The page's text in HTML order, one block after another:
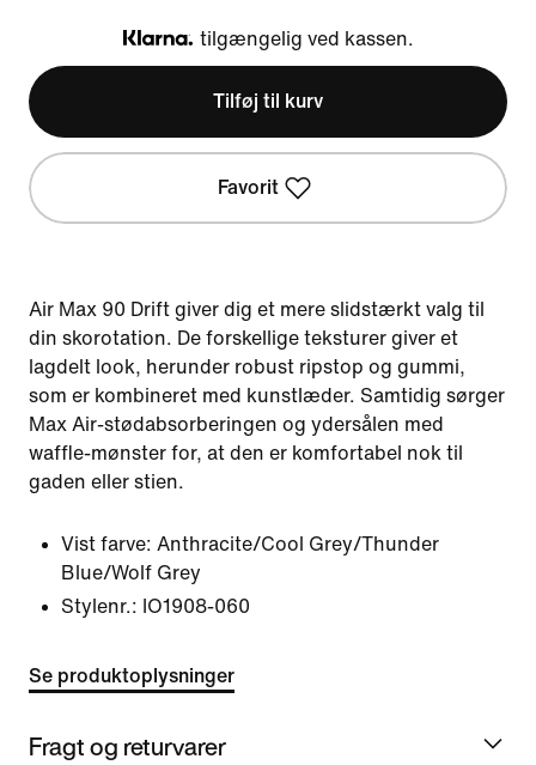
Klarna
tilgængelig ved kassen.
Tilføj til kurv
Favorit
Air Max 90 Drift giver dig et mere slidstærkt valg til
din skorotation. De forskellige teksturer giver et
lagdelt look, herunder robust ripstop og gummi,
som er kombineret med kunstlæder. Samtidig sørger
Max Air-stødabsorberingen og ydersålen med
waffle-mønster for, at den er komfortabel nok til
gaden eller stien.
Vist farve: Anthracite/Cool Grey/Thunder
Blue/Wolf Grey
Stylenr.: IO1908-060
Se produktoplysninger
Fragt og returvarer